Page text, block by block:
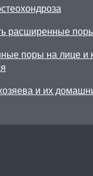
расширенные
поры на лице и
и их